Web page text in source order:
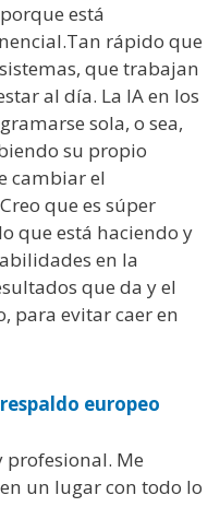
está
rápido que
que trabajan
al día. La IA en los
sola, o sea,
su propio
cambiar el
que es súper
que está haciendo y
en la
que da y el
para evitar caer en
europeo
profesional. Me
un lugar con todo lo